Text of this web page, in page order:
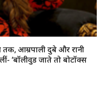
आम्रपाली दुबे और रानी
‘बॉलीवुड जाते तो बोटॉक्स